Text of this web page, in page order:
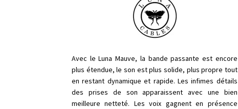
Avec le Luna Mauve, la bande passante est encore
plus étendue, le son est plus solide, plus propre tout
en restant dynamique et rapide. Les infimes détails
des prises de son apparaissent avec une bien
meilleure netteté. Les voix gagnent en présence